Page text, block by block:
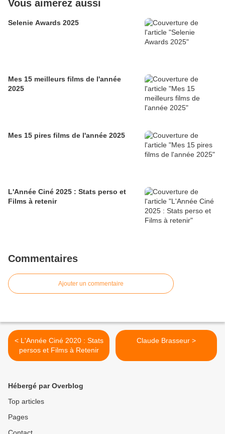
Vous aimerez aussi
Selenie Awards 2025
Mes 15 meilleurs films de l'année
2025
Mes 15 pires films de l'année 2025
L'Année Ciné 2025 : Stats perso et
Films à retenir
Commentaires
Ajouter un commentaire
< L'Année Ciné 2020 : Stats
persos et Films à Retenir
Claude Brasseur >
Hébergé par Overblog
Top articles
Pages